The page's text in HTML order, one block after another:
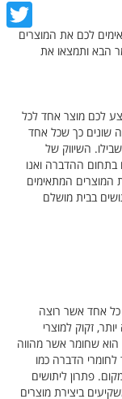
לכם את המוצרים
הבא ותמצאו את
לכם מוצר אחד לכל
שונים כך שכל אחד
השיווק של
בתחום ההדברה ואנו
המוצרים המתאימים
בבית מושלם
כל אחד אשר רוצה
זקוק למוצרי
הוא שחומר אשר מהווה
לחומרי הדברה כמו
פתרון ליתושים
ביצירת מוצרים